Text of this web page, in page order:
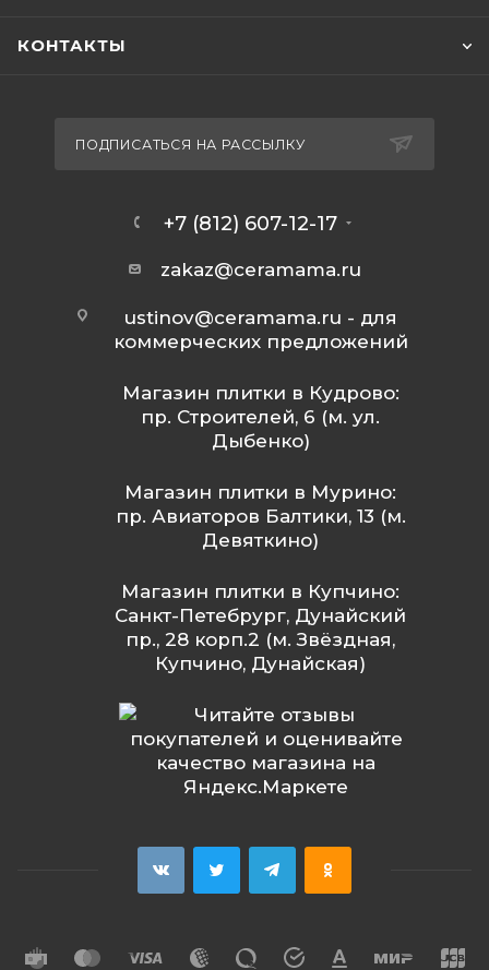
КОНТАКТЫ
ПОДПИСАТЬСЯ НА РАССЫЛКУ
+7 (812) 607-12-17
zakaz@ceramama.ru
ustinov@ceramama.ru - для
коммерческих предложений
Магазин плитки в Кудрово:
пр. Строителей, 6 (м. ул.
Дыбенко)
Магазин плитки в Мурино:
пр. Авиаторов Балтики, 13 (м.
Девяткино)
Магазин плитки в Купчино:
Санкт-Петебрург, Дунайский
пр., 28 корп.2 (м. Звёздная,
Купчино, Дунайская)